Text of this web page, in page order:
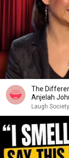
The
Anjelah
Laugh